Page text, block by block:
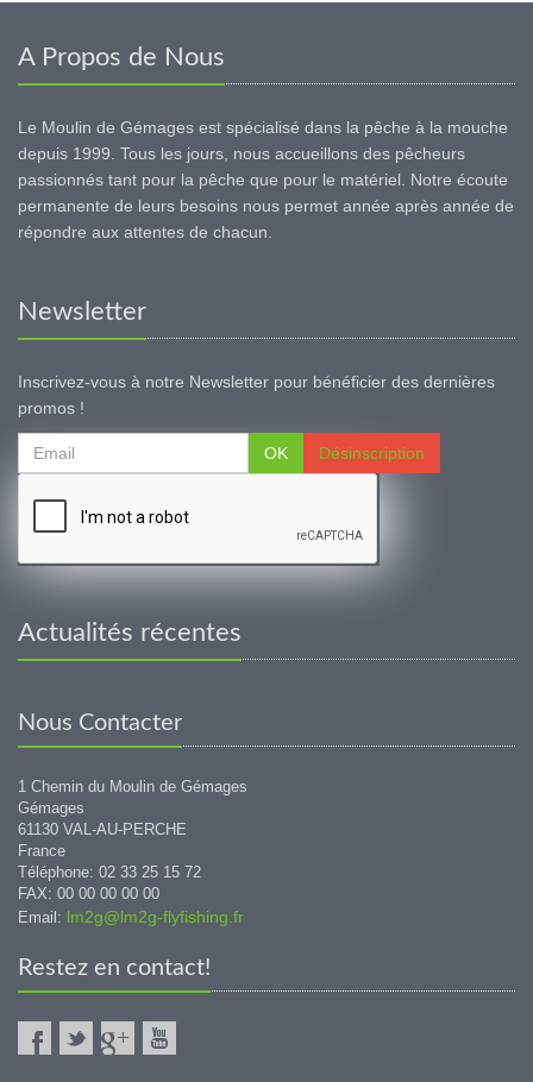
A Propos de Nous
Le Moulin de Gémages est spécialisé dans la pêche à la mouche
depuis 1999. Tous les jours, nous accueillons des pêcheurs
passionnés tant pour la pêche que pour le matériel. Notre écoute
permanente de leurs besoins nous permet année après année de
répondre aux attentes de chacun.
Newsletter
Inscrivez-vous à notre Newsletter pour bénéficier des dernières
promos !
OK Désinscription
Actualités récentes
Nous Contacter
1 Chemin du Moulin de Gémages
Gémages
61130 VAL-AU-PERCHE
France
Téléphone: 02 33 25 15 72
FAX: 00 00 00 00 00
Email: lm2g@lm2g-flyfishing.fr
Restez en contact!